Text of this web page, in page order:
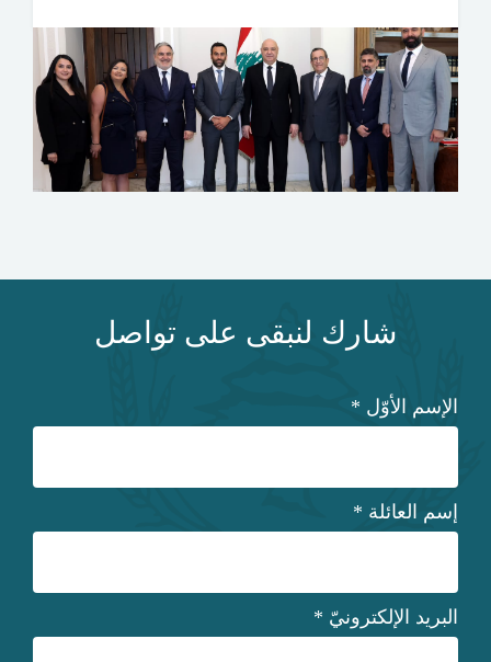
شارك لنبقى على تواصل
الإسم الأوّل *
إسم العائلة *
البريد الإلكترونيّ *